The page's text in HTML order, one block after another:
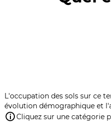
L'occupation des sols sur ce
évolution démographique et
Cliquez sur une catégorie